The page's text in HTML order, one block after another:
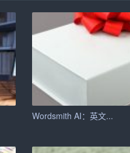
Wordsmith AI：英文...